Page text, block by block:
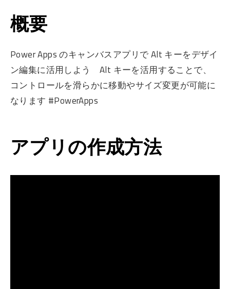
概要
Power Apps のキャンバスアプリで Alt キーをデザイ
ン編集に活用しよう Alt キーを活用することで、
コントロールを滑らかに移動やサイズ変更が可能に
なります #PowerApps
アプリの作成方法